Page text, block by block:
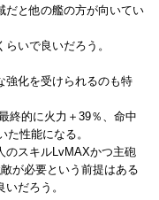
だと他の艦の方が向いてい
いで良いだろう。
強化を受けられるのも特
終的に火力＋39％、命中
た性能になる。
のスキルLvMAXかつ主砲
が必要という前提はある
だろう。